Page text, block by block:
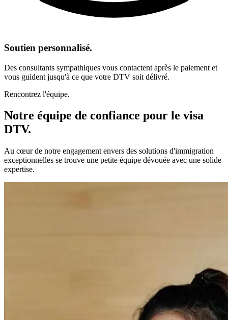
Soutien personnalisé.
Des consultants sympathiques vous contactent après le paiement et
vous guident jusqu'à ce que votre DTV soit délivré.
Rencontrez l'équipe.
Notre équipe de confiance pour le visa
DTV.
Au cœur de notre engagement envers des solutions d'immigration
exceptionnelles se trouve une petite équipe dévouée avec une solide
expertise.